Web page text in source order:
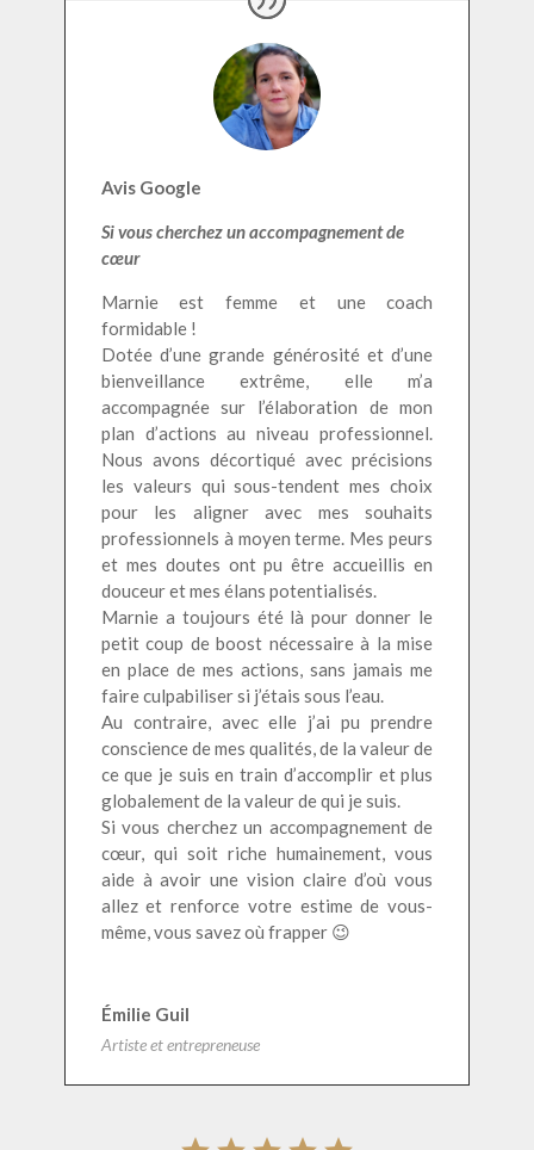
Avis Google
Si vous cherchez un accompagnement de
cœur
Marnie est femme et une coach
formidable !
Dotée d’une grande générosité et d’une
bienveillance extrême, elle m’a
accompagnée sur l’élaboration de mon
plan d’actions au niveau professionnel.
Nous avons décortiqué avec précisions
les valeurs qui sous-tendent mes choix
pour les aligner avec mes souhaits
professionnels à moyen terme. Mes peurs
et mes doutes ont pu être accueillis en
douceur et mes élans potentialisés.
Marnie a toujours été là pour donner le
petit coup de boost nécessaire à la mise
en place de mes actions, sans jamais me
faire culpabiliser si j’étais sous l’eau.
Au contraire, avec elle j’ai pu prendre
conscience de mes qualités, de la valeur de
ce que je suis en train d’accomplir et plus
globalement de la valeur de qui je suis.
Si vous cherchez un accompagnement de
cœur, qui soit riche humainement, vous
aide à avoir une vision claire d’où vous
allez et renforce votre estime de vous-
même, vous savez où frapper 😉
Émilie Guil
Artiste et entrepreneuse